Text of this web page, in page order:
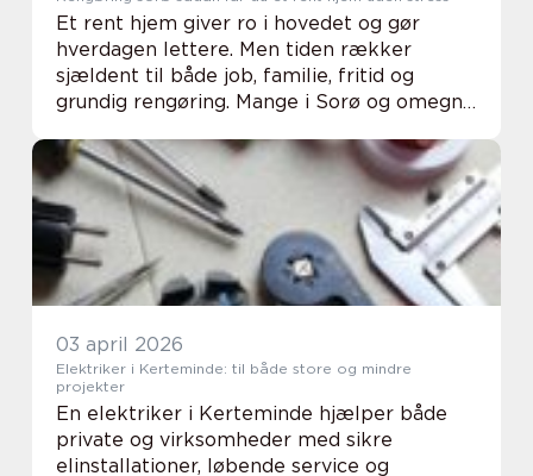
Et rent hjem giver ro i hovedet og gør
hverdagen lettere. Men tiden rækker
sjældent til både job, familie, fritid og
grundig rengøring. Mange i Sorø og omegn
bruge kræfterne på alt det, der betyder
mest. Me...
03 april 2026
Elektriker i Kerteminde: til både store og mindre
projekter
En elektriker i Kerteminde hjælper både
private og virksomheder med sikre
elinstallationer, løbende service og